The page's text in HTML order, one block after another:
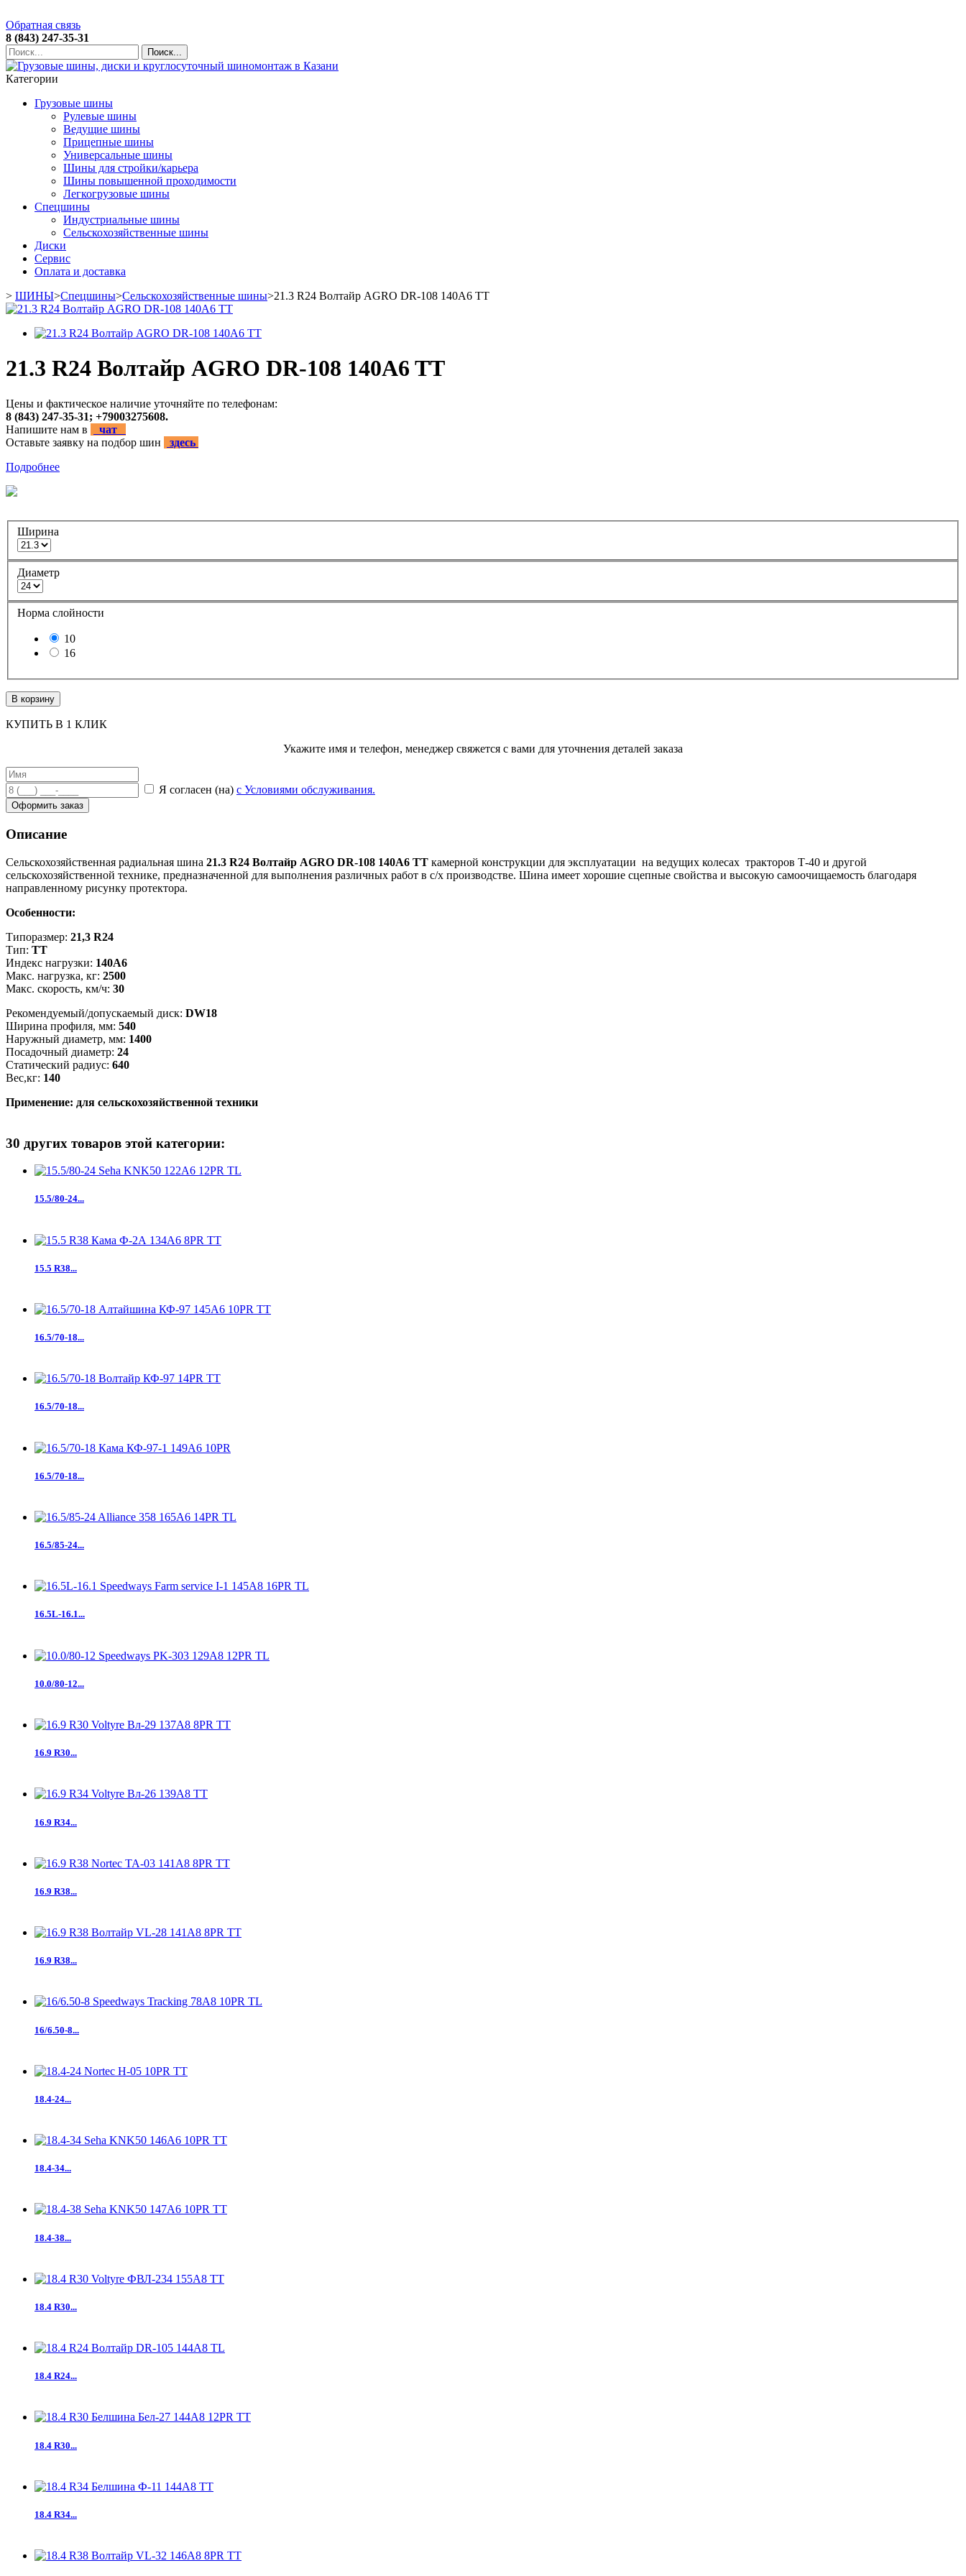
Обратная связь
8 (843) 247-35-31
Поиск...
Категории
Грузовые шины
Рулевые шины
Ведущие шины
Прицепные шины
Универсальные шины
Шины для стройки/карьера
Шины повышенной проходимости
Легкогрузовые шины
Спецшины
Индустриальные шины
Сельскохозяйственные шины
Диски
Сервис
Оплата и доставка
> ШИНЫ>Спецшины>Сельскохозяйственные шины>21.3 R24 Волтайр AGRO DR-108 140A6 TT
21.3 R24 Волтайр AGRO DR-108 140A6 TT
Цены и фактическое наличие уточняйте по телефонам:
8 (843) 247-35-31; +79003275608.
Напишите нам в
чат
Оставьте заявку на подбор шин
здесь
Подробнее
Ширина
Диаметр
Норма слойности
10
16
В корзину
КУПИТЬ В 1 КЛИК
Укажите имя и телефон, менеджер свяжется с вами для уточнения деталей заказа
Я согласен (на) с Условиями обслуживания.
Оформить заказ
Описание
Сельскохозяйственная радиальная шина 21.3 R24 Волтайр AGRO DR-108 140A6 TT камерной конструкции для эксплуатации на ведущих колесах тракторов Т-40 и другой
сельскохозяйственной технике, предназначенной для выполнения различных работ в с/х производстве. Шина имеет хорошие сцепные свойства и высокую самоочищаемость благодаря
направленному рисунку протектора.
Особенности:
Типоразмер: 21,3 R24
Тип: TT
Индекс нагрузки: 140A6
Макс. нагрузка, кг: 2500
Макс. скорость, км/ч: 30
Рекомендуемый/допускаемый диск: DW18
Ширина профиля, мм: 540
Наружный диаметр, мм: 1400
Посадочный диаметр: 24
Статический радиус: 640
Вес,кг: 140
Применение: для сельскохозяйственной техники
30 других товаров этой категории:
15.5/80-24...
15.5 R38...
16.5/70-18...
16.5/70-18...
16.5/70-18...
16.5/85-24...
16.5L-16.1...
10.0/80-12...
16.9 R30...
16.9 R34...
16.9 R38...
16.9 R38...
16/6.50-8...
18.4-24...
18.4-34...
18.4-38...
18.4 R30...
18.4 R24...
18.4 R30...
18.4 R34...